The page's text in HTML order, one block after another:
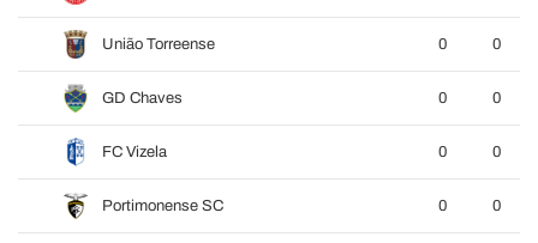
União Torreense 0 0
GD Chaves 0 0
FC Vizela 0 0
Portimonense SC 0 0